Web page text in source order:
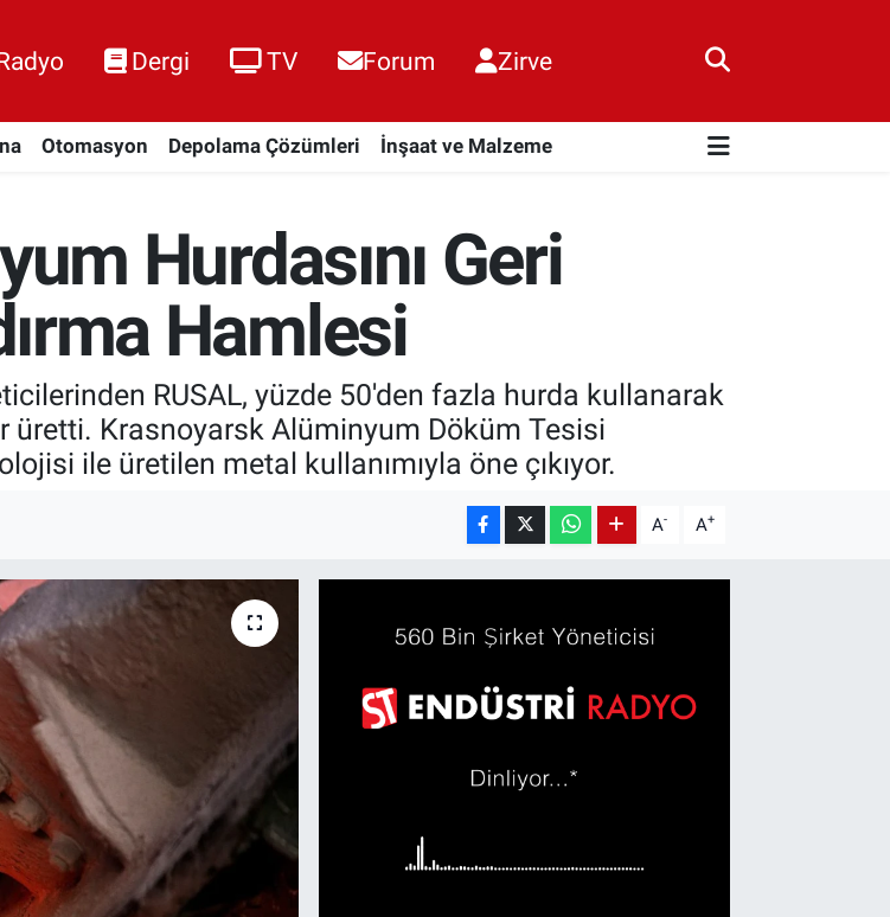
Dergi TV Forum Zirve
Otomasyon Depolama Çözümleri İnşaat ve Malzeme
Hurdasını Geri
Hamlesi
RUSAL, yüzde 50'den fazla hurda kullanarak
Krasnoyarsk Alüminyum Döküm Tesisi
ile üretilen metal kullanımıyla öne çıkıyor.
A- A+